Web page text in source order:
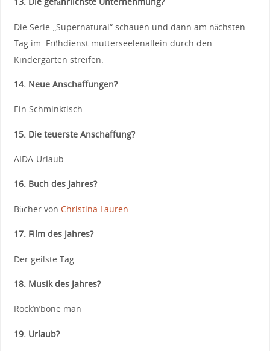
Die Serie „Supernatural“ schauen und dann am nächsten
Tag im Frühdienst mutterseelenallein durch den
Kindergarten streifen.
14. Neue Anschaffungen?
Ein Schminktisch
15. Die teuerste Anschaffung?
AIDA-Urlaub
16. Buch des Jahres?
Bücher von Christina Lauren
17. Film des Jahres?
Der geilste Tag
18. Musik des Jahres?
Rock’n’bone man
19. Urlaub?